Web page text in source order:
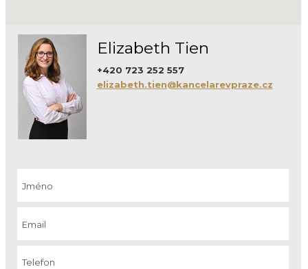
Elizabeth Tien
+420 723 252 557
elizabeth.tien@kancelarevpraze.cz